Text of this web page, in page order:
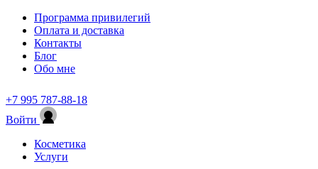
Программа привилегий
Оплата и доставка
Контакты
Блог
Обо мне
+7 995 787-88-18
Войти
Косметика
Услуги